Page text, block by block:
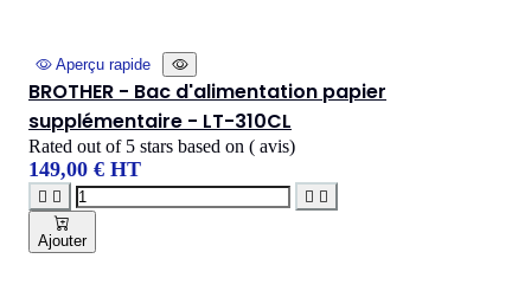
Aperçu rapide
BROTHER - Bac d'alimentation papier
supplémentaire - LT-310CL
Rated out of 5 stars based on ( avis)
149,00 € HT
   
Ajouter